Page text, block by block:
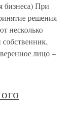
бизнеса) При
решения
несколько
лицо –